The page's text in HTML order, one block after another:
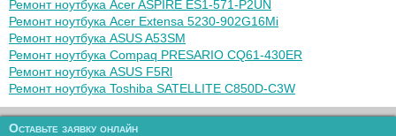
Ремонт ноутбука Acer ASPIRE ES1-571-P2UN
Ремонт ноутбука Acer Extensa 5230-902G16Mi
Ремонт ноутбука ASUS A53SM
Ремонт ноутбука Compaq PRESARIO CQ61-430ER
Ремонт ноутбука ASUS F5Rl
Ремонт ноутбука Toshiba SATELLITE C850D-C3W
Оставьте заявку онлайн